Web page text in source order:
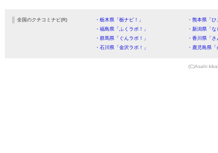
全国のクチコミナビ(R) ・栃木県「栃ナビ！」
・熊本県「
・福島県「ふくラボ！」
・新潟県「
・群馬県「ぐんラボ！」
・香川県「
・石川県「金沢ラボ！」
・鹿児島県
(C)Asahi